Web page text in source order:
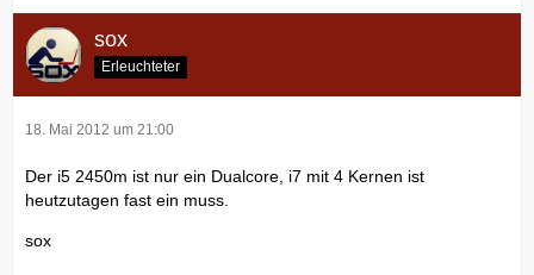
sox
Erleuchteter
18. Mai 2012 um 21:00
Der i5 2450m ist nur ein Dualcore, i7 mit 4 Kernen ist
heutzutagen fast ein muss.
sox